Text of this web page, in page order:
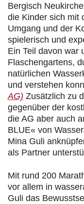
Bergisch
die Kinder sich mit
Umgang und der
spielerisch und
Ein Teil davon war
Flaschengartens,
natürlichen
und verstehen
AG) Zusätzlich zu
gegenüber der
die AG aber auch
BLUE« von
Mina Guli
als Partner
Mit rund 200
vor allem in
Guli das